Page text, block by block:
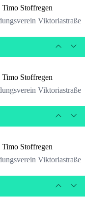
Timo Stoffregen
Viktoriastraße
Timo Stoffregen
Viktoriastraße
Timo Stoffregen
Viktoriastraße